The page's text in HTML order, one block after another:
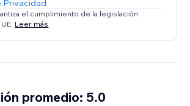
experience
Privacidad
el cumplimiento de la legislación
Leer más
promedio: 5.0